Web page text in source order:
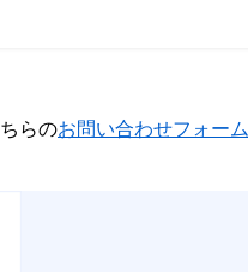
らのお問い合わせフォーム